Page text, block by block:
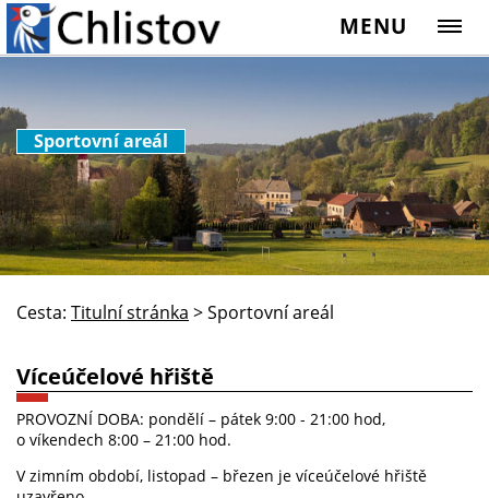
MENU
Sportovní areál
Cesta: Titulní stránka >Sportovní areál
Víceúčelové hřiště
PROVOZNÍ DOBA: pondělí – pátek 9:00 - 21:00 hod,
o víkendech 8:00 – 21:00 hod.
V zimním období, listopad – březen je víceúčelové hřiště